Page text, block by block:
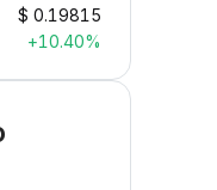
$ 0.19815
+10.40%